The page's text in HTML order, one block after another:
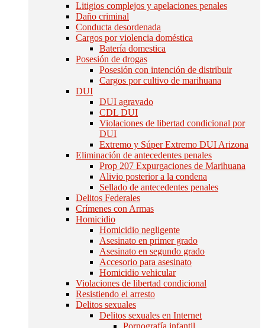
Litigios complejos y apelaciones penales
Daño criminal
Conducta desordenada
Cargos por violencia doméstica
Batería domestica
Posesión de drogas
Posesión con intención de distribuir
Cargos por cultivo de marihuana
DUI
DUI agravado
CDL DUI
Violaciones de libertad condicional por
DUI
Extremo y Súper Extremo DUI Arizona
Eliminación de antecedentes penales
Prop 207 Expurgaciones de Marihuana
Alivio posterior a la condena
Sellado de antecedentes penales
Delitos Federales
Crímenes con Armas
Homicidio
Homicidio negligente
Asesinato en primer grado
Asesinato en segundo grado
Accesorio para asesinato
Homicidio vehicular
Violaciones de libertad condicional
Resistiendo el arresto
Delitos sexuales
Delitos sexuales en Internet
Pornografía infantil